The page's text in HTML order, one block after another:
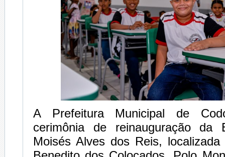
A Prefeitura Municipal de
cerimônia de reinauguração da
Moisés Alves dos Reis,